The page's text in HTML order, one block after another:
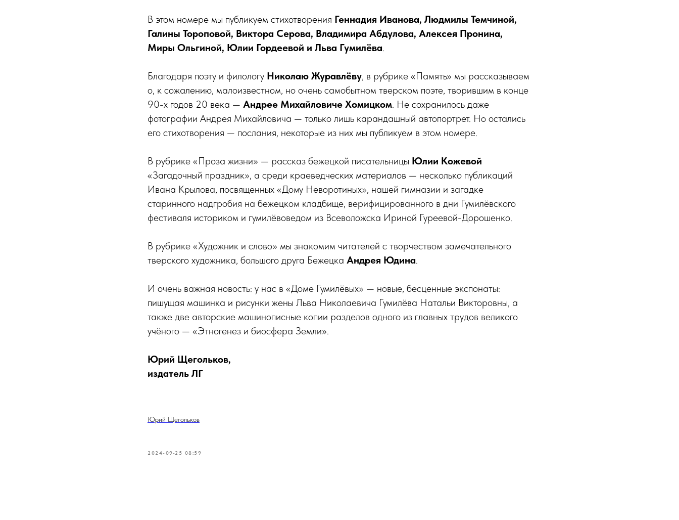
В этом номере мы публикуем стихотворения Геннадия Иванова, Людмилы Темчиной,
Галины Тороповой, Виктора Серова, Владимира Абдулова, Алексея Пронина,
Миры Ольгиной, Юлии Гордеевой и Льва Гумилёва.
Благодаря поэту и филологу Николаю Журавлёву, в рубрике «Память» мы рассказываем
о, к сожалению, малоизвестном, но очень самобытном тверском поэте, творившим в конце
90-х годов 20 века — Андрее Михайловиче Хомицком. Не сохранилось даже
фотографии Андрея Михайловича — только лишь карандашный автопортрет. Но остались
его стихотворения — послания, некоторые из них мы публикуем в этом номере.
В рубрике «Проза жизни» — рассказ бежецкой писательницы Юлии Кожевой
«Загадочный праздник», а среди краеведческих материалов — несколько публикаций
Ивана Крылова, посвященных «Дому Неворотиных», нашей гимназии и загадке
старинного надгробия на бежецком кладбище, верифицированного в дни Гумилёвского
фестиваля историком и гумилёвоведом из Всеволожска Ириной Гуреевой-Дорошенко.
В рубрике «Художник и слово» мы знакомим читателей с творчеством замечательного
тверского художника, большого друга Бежецка Андрея Юдина.
И очень важная новость: у нас в «Доме Гумилёвых» — новые, бесценные экспонаты:
пишущая машинка и рисунки жены Льва Николаевича Гумилёва Натальи Викторовны, а
также две авторские машинописные копии разделов одного из главных трудов великого
учёного — «Этногенез и биосфера Земли».
Юрий Щегольков,
издатель ЛГ
Юрий Щегольков
2024-09-25 08:59